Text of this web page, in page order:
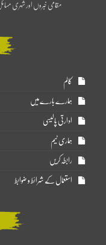
مقامی خبروں اور شہری
کالم
ہمارے بارے میں
ادارتی پالیسی
ہماری ٹیم
رابطہ کریں
استعمال کے شرائط و ضوابط